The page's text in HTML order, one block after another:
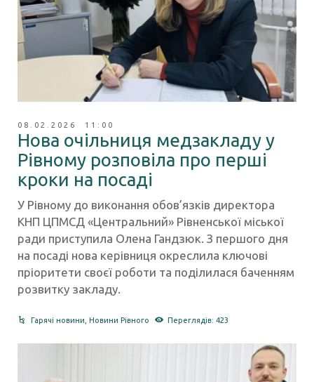
08.02.2026 11:00
Нова очільниця медзакладу у
Рівному розповіла про перші
кроки на посаді
У Рівному до виконання обов’язків директора
КНП ЦПМСД «Центральний» Рівненської міської
ради приступила Олена Гандзюк. З першого дня
на посаді нова керівниця окреслила ключові
пріоритети своєї роботи та поділилася баченням
розвитку закладу.
Гарячі новини Новини Рівного Переглядів: 423